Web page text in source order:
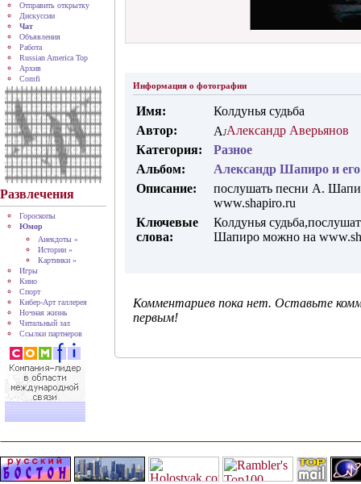
Отправить открытку
Дискуссии
Чат
Объявления
Работа
Russian America Top
Архив
Comfi
Развлечения
Гороскопы
Юмор
Анекдоты »
Истории »
Картинки »
Игры
Кино
Спорт
Кибер-Арт галлерея
Ночная жизнь
Читальный зал
Ссылки партнеров
Информация о фотографии
Имя:
Колдунья судьба
Автор:
Александр Аверьянов
Категория:
Разное
Альбом:
Александр Шапиро и его
Описание:
послушать песни А.
www.shapiro.ru
Ключевые
слова:
Колдунья
Шапиро можно на
Комментариев пока нет. Оставьте
первым!